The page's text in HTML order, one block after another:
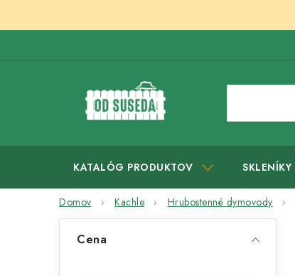
KATALÓG PRODUKTOV SKLENÍKY
Domov Kachle Hrubostenné dymovody
Cena